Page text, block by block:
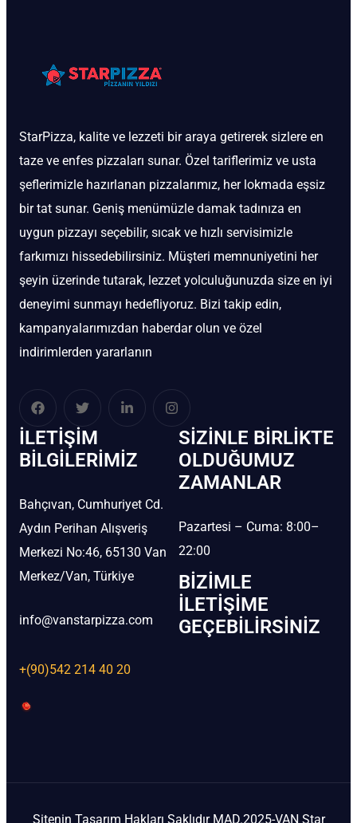
StarPizza, kalite ve lezzeti bir araya getirerek sizlere en
taze ve enfes pizzaları sunar. Özel tariflerimiz ve usta
şeflerimizle hazırlanan pizzalarımız, her lokmada eşsiz
bir tat sunar. Geniş menümüzle damak tadınıza en
uygun pizzayı seçebilir, sıcak ve hızlı servisimizle
farkımızı hissedebilirsiniz. Müşteri memnuniyetini her
şeyin üzerinde tutarak, lezzet yolculuğunuzda size en iyi
deneyimi sunmayı hedefliyoruz. Bizi takip edin,
kampanyalarımızdan haberdar olun ve özel
indirimlerden yararlanın
İLETIŞIM
BİLGILERIMIZ
Bahçıvan, Cumhuriyet Cd.
Aydın Perihan Alışveriş
Merkezi No:46, 65130 Van
Merkez/Van, Türkiye
info@vanstarpizza.com
+(90)542 214 40 20
SIZINLE BIRLIKTE
OLDUĞUMUZ
ZAMANLAR
Pazartesi – Cuma: 8:00–
22:00
BIZIMLE
İLETIŞIME
GEÇEBILIRSINIZ
Sitenin Tasarım Hakları Saklıdır MAD.2025-VAN Star